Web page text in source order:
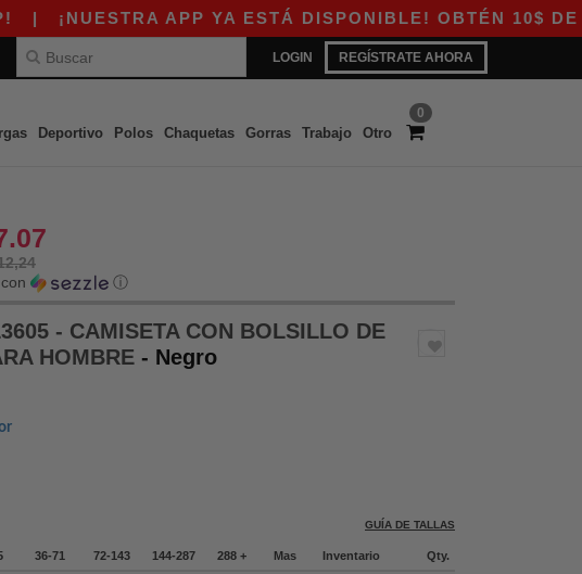
APP YA ESTÁ DISPONIBLE! OBTÉN 10$ DE
LOGIN REGÍSTRATE AHORA
0
Deportivo Polos Chaquetas Gorras Trabajo Otro
con ⓘ
- CAMISETA CON BOLSILLO DE
HOMBRE - Negro
GUÍA DE TALLAS
36-71 72-143 144-287 288 + Mas Inventario Qty.